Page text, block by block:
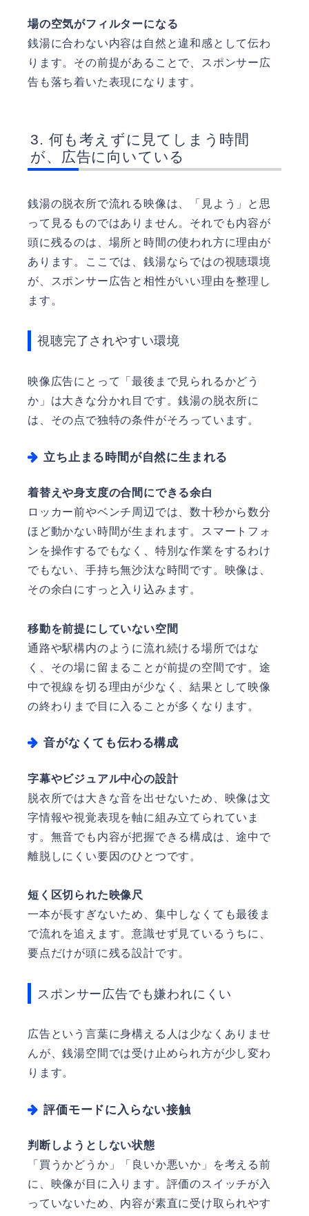
場の空気がフィルターになる
銭湯に合わない内容は自然と違和感として伝わ
ります。その前提があることで、スポンサー広
告も落ち着いた表現になります。
何も考えずに見てしまう時間
が、広告に向いている
銭湯の脱衣所で流れる映像は、「見よう」と思
って見るものではありません。それでも内容が
頭に残るのは、場所と時間の使われ方に理由が
あります。ここでは、銭湯ならではの視聴環境
が、スポンサー広告と相性がいい理由を整理し
ます。
視聴完了されやすい環境
映像広告にとって「最後まで見られるかどう
か」は大きな分かれ目です。銭湯の脱衣所に
は、その点で独特の条件がそろっています。
立ち止まる時間が自然に生まれる
着替えや身支度の合間にできる余白
ロッカー前やベンチ周辺では、数十秒から数分
ほど動かない時間が生まれます。スマートフォ
ンを操作するでもなく、特別な作業をするわけ
でもない、手持ち無沙汰な時間です。映像は、
その余白にすっと入り込みます。
移動を前提にしていない空間
通路や駅構内のように流れ続ける場所ではな
く、その場に留まることが前提の空間です。途
中で視線を切る理由が少なく、結果として映像
の終わりまで目に入ることが多くなります。
音がなくても伝わる構成
字幕やビジュアル中心の設計
脱衣所では大きな音を出せないため、映像は文
字情報や視覚表現を軸に組み立てられていま
す。無音でも内容が把握できる構成は、途中で
離脱しにくい要因のひとつです。
短く区切られた映像尺
一本が長すぎないため、集中しなくても最後ま
で流れを追えます。意識せず見ているうちに、
要点だけが頭に残る設計です。
スポンサー広告でも嫌われにくい
広告という言葉に身構える人は少なくありませ
んが、銭湯空間では受け止められ方が少し変わ
ります。
評価モードに入らない接触
判断しようとしない状態
「買うかどうか」「良いか悪いか」を考える前
に、映像が目に入ります。評価のスイッチが入
っていないため、内容が素直に受け取られやす